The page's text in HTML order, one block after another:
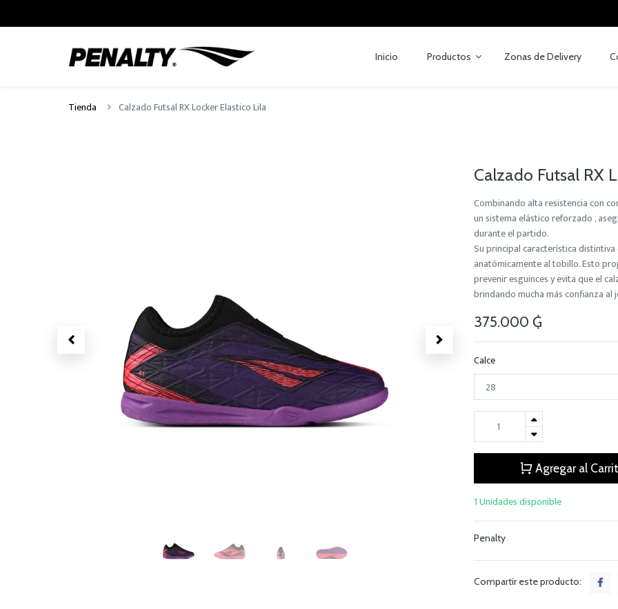
Inicio Productos Zonas de Delivery
Tienda Calzado Futsal RX Locker Elastico Lila
Calzado Futsal RX
Combinando alta resistencia con
un sistema elástico reforzado ,
durante el partido.
Su principal característica
anatómicamente al tobillo. Esto
prevenir esguinces y evita que el
brindando mucha más confianza
375.000 ₲
Calce
Agregar al
1 Unidades disponible
Penalty
Compartir este producto: